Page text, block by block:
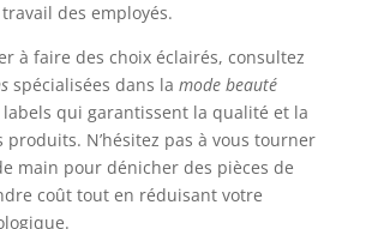
des employés.
à faire des choix éclairés, consultez
spécialisées dans la mode beauté
qui garantissent la qualité et la
N’hésitez pas à vous tourner
main pour dénicher des pièces de
coût tout en réduisant votre